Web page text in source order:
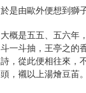
於是由歐外便想到獅子
大概是五五、五六年
斗一斗抽，王亭之的
詩，從此便相往來，
頭，襯以上湯燴豆苖。